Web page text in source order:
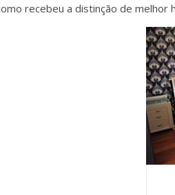
recebeu a distinção de melhor